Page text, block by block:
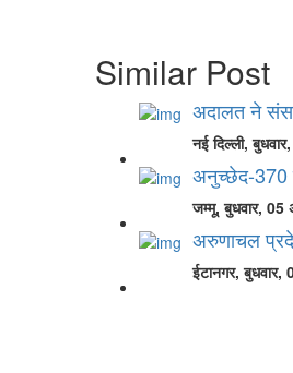
Similar Post
अदालत ने
नई दिल्ली,
अनुच्छेद-370
जम्मू, बुधवार,
अरुणाचल
ईटानगर,